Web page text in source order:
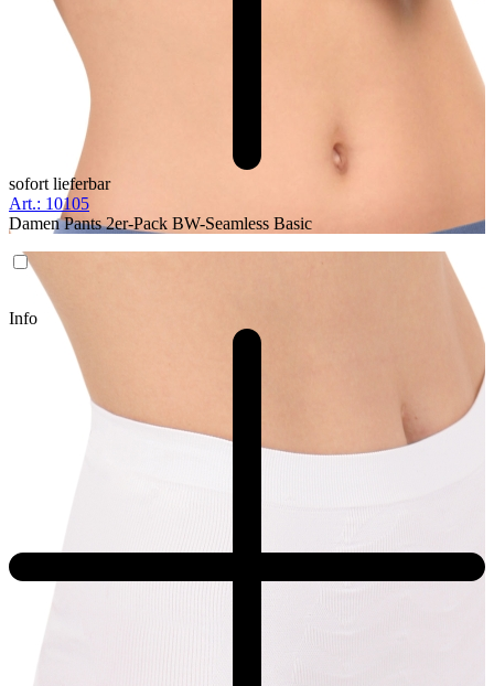
sofort lieferbar
Art.: 10105
Damen Pants 2er-Pack BW-Seamless Basic
Info